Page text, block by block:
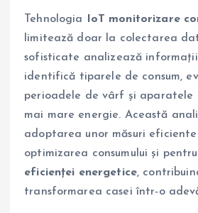
Tehnologia IoT monitorizare
limitează doar la colectarea
sofisticate analizează
identifică tiparele de consum,
perioadele de vârf și aparatele
mai mare energie. Această
adoptarea unor măsuri
optimizarea consumului și
eficienței energetice,
transformarea casei într-o